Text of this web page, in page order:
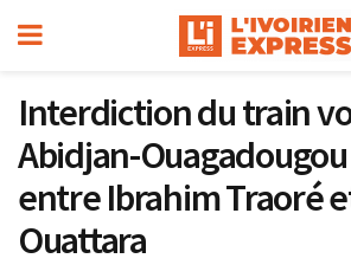
Interdiction du train
Abidjan-
entre Ibrahim Traoré
Ouattara